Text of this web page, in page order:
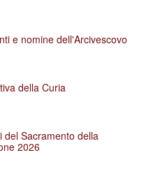
e nomine dell'Arcivescovo
della Curia
del Sacramento della
2026